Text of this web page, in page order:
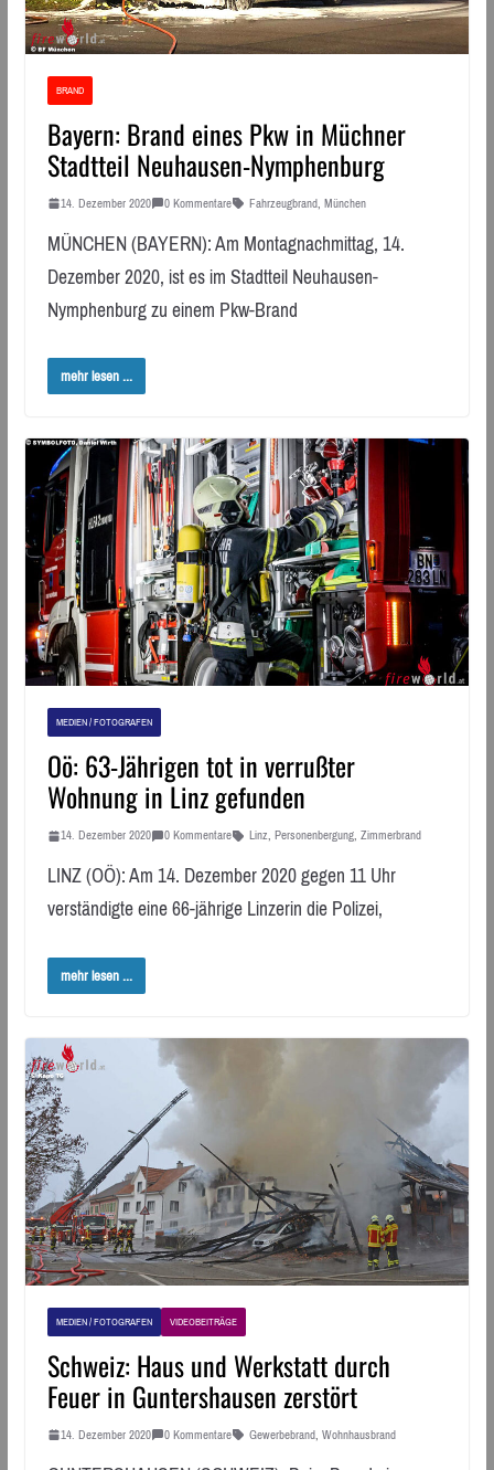
BRAND
Bayern: Brand eines Pkw in Müchner
Stadtteil Neuhausen-Nymphenburg
14. Dezember 2020 0 Kommentare Fahrzeugbrand, München
MÜNCHEN (BAYERN): Am Montagnachmittag, 14.
Dezember 2020, ist es im Stadtteil Neuhausen-
Nymphenburg zu einem Pkw-Brand
mehr lesen ...
MEDIEN / FOTOGRAFEN
Oö: 63-Jährigen tot in verrußter
Wohnung in Linz gefunden
14. Dezember 2020 0 Kommentare Linz, Personenbergung, Zimmerbrand
LINZ (OÖ): Am 14. Dezember 2020 gegen 11 Uhr
verständigte eine 66-jährige Linzerin die Polizei,
mehr lesen ...
MEDIEN / FOTOGRAFEN VIDEOBEITRÄGE
Schweiz: Haus und Werkstatt durch
Feuer in Guntershausen zerstört
14. Dezember 2020 0 Kommentare Gewerbebrand, Wohnhausbrand